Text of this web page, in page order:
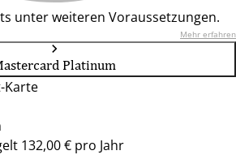
unter weiteren Voraussetzungen.
Mehr erfahren
Platinum
Karte
132,00 € pro Jahr